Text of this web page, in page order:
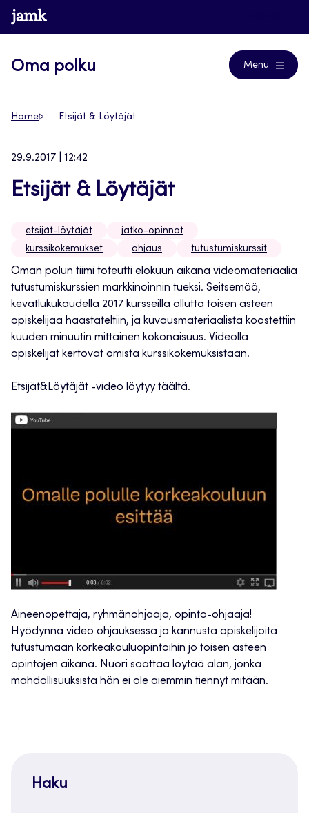
Siirry
suoraan
www.jamk.fi
Oma polku Menu
Home Etsijät & Löytäjät
29.9.2017 | 12:42
Etsijät & Löytäjät
etsijät-löytäjät
jatko-opinnot
kurssikokemukset
ohjaus tutustumiskurssit
Oman polun tiimi toteutti elokuun aikana videomateriaalia
tutustumiskurssien markkinoinnin tueksi. Seitsemää,
kevätlukukaudella 2017 kursseilla ollutta toisen asteen
opiskelijaa haastateltiin, ja kuvausmateriaalista koostettiin
kuuden minuutin mittainen kokonaisuus. Videolla
opiskelijat kertovat omista kurssikokemuksistaan.
Etsijät&Löytäjät -video löytyy täältä.
Aineenopettaja, ryhmänohjaaja, opinto-ohjaaja!
Hyödynnä video ohjauksessa ja kannusta opiskelijoita
tutustumaan korkeakouluopintoihin jo toisen asteen
opintojen aikana. Nuori saattaa löytää alan, jonka
mahdollisuuksista hän ei ole aiemmin tiennyt mitään.
Haku